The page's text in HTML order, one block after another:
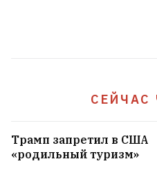
СЕЙЧАС
Трамп запретил в США
«родильный туризм»